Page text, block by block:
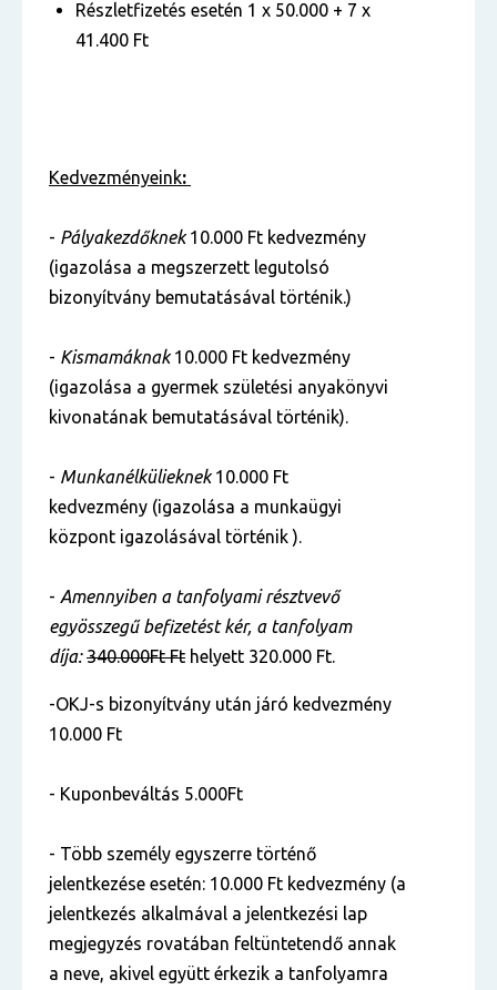
Részletfizetés esetén 1 x 50.000 + 7 x
41.400 Ft
Kedvezményeink:
- Pályakezdőknek10.000 Ft kedvezmény
(igazolása a megszerzett legutolsó
bizonyítvány bemutatásával történik.)
- Kismamáknak10.000 Ft kedvezmény
(igazolása a gyermek születési anyakönyvi
kivonatának bemutatásával történik).
- Munkanélkülieknek10.000 Ft
kedvezmény (igazolása a munkaügyi
központ igazolásával történik ).
- Amennyiben a tanfolyami résztvevő
egyösszegű befizetést kér, a tanfolyam
díja: 340.000Ft Ft helyett 320.000 Ft.
-OKJ-s bizonyítvány után járó kedvezmény
10.000 Ft
- Kuponbeváltás 5.000Ft
- Több személy egyszerre történő
jelentkezése esetén: 10.000 Ft kedvezmény (a
jelentkezés alkalmával a jelentkezési lap
megjegyzés rovatában feltüntetendő annak
a neve, akivel együtt érkezik a tanfolyamra